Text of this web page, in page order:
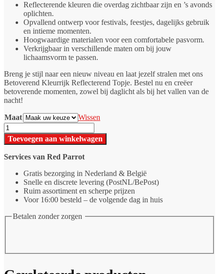
Reflecterende kleuren die overdag zichtbaar zijn en ’s avonds
oplichten.
Opvallend ontwerp voor festivals, feestjes, dagelijks gebruik
en intieme momenten.
Hoogwaardige materialen voor een comfortabele pasvorm.
Verkrijgbaar in verschillende maten om bij jouw
lichaamsvorm te passen.
Breng je stijl naar een nieuw niveau en laat jezelf stralen met ons
Betoverend Kleurrijk Reflecterend Topje. Bestel nu en creëer
betoverende momenten, zowel bij daglicht als bij het vallen van de
nacht!
Maat
Wissen
Reflecterende
sexy
tank
top
aantal
Toevoegen aan winkelwagen
Services van Red Parrot
Gratis bezorging in Nederland & België
Snelle en discrete levering (PostNL/BePost)
Ruim assortiment en scherpe prijzen
Voor 16:00 besteld – de volgende dag in huis
Betalen zonder zorgen